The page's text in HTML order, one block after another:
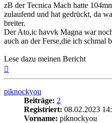
zB der Tecnica Mach hatte
zulaufend und hat gedrückt, da
breiter.
Der Ato,ic havvk Magna war
auch an der Ferse,die ich schmal
Lese dazu meinen Bericht
piknockyou
Beiträge: 2
Registriert: 08.02.2023
Vorname: piknockyou